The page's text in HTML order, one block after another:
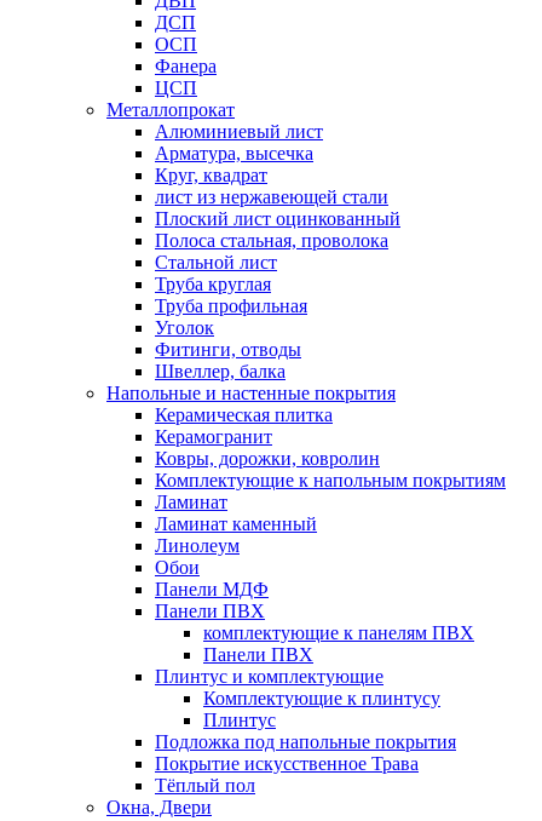
ДСП
ОСП
Фанера
ЦСП
Металлопрокат
Алюминиевый лист
Арматура, высечка
Круг, квадрат
лист из нержавеющей стали
Плоский лист оцинкованный
Полоса стальная, проволока
Стальной лист
Труба круглая
Труба профильная
Уголок
Фитинги, отводы
Швеллер, балка
Напольные и настенные покрытия
Керамическая плитка
Керамогранит
Ковры, дорожки, ковролин
Комплектующие к напольным покрытиям
Ламинат
Ламинат каменный
Линолеум
Обои
Панели МДФ
Панели ПВХ
комплектующие к панелям ПВХ
Панели ПВХ
Плинтус и комплектующие
Комплектующие к плинтусу
Плинтус
Подложка под напольные покрытия
Покрытие искусственное Трава
Тёплый пол
Окна, Двери